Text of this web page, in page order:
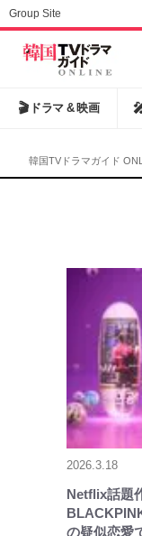
Group Site
🎬 ドラマ & 映画
韓国TVドラマガイド
2026.3.18
Netflix話題
の疑似恋愛